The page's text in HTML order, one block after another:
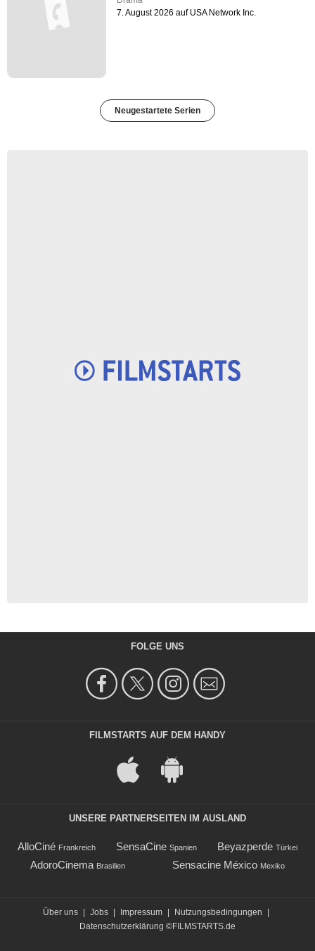
7. August 2026 auf USA Network Inc.
Neugestartete Serien
FOLGE UNS
FILMSTARTS AUF DEM HANDY
UNSERE PARTNERSEITEN IM AUSLAND
AlloCiné Frankreich SensaCine Spanien Beyazperde Türkei
AdoroCinema Brasilien Sensacine México Mexiko
Über uns | Jobs | Impressum | Nutzungsbedingungen
|
Datenschutzerklärung ©FILMSTARTS.de